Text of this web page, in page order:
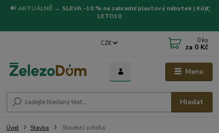
🔊 AKTUÁLNĚ → SLEVA -10 % na zahradní plastový nábytek | Kód:
LETO10
Menu
CZK
Hledat
0 ks
za 0 Kč
Úvod Stavba Stavební svítidla